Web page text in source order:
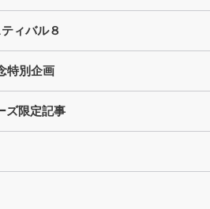
ィバル８
特別企画
ズ限定記事